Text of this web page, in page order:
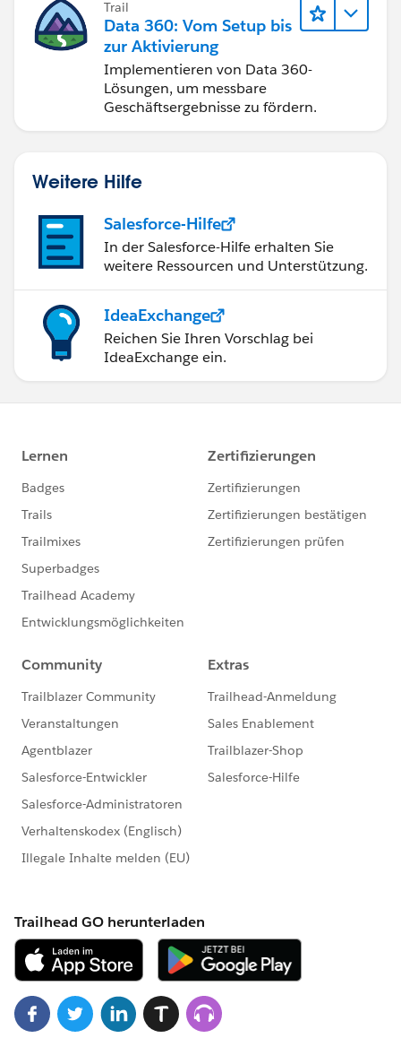
Trail
Data 360: Vom Setup bis
zur Aktivierung
Implementieren von Data 360-
Lösungen, um messbare
Geschäftsergebnisse zu fördern.
Weitere Hilfe
Salesforce-Hilfe
In der Salesforce-Hilfe erhalten Sie
weitere Ressourcen und Unterstützung.
IdeaExchange
Reichen Sie Ihren Vorschlag bei
IdeaExchange ein.